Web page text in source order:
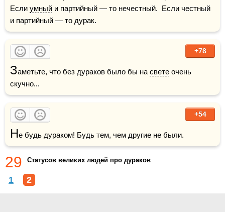
Если умный и партийный — то нечестный.  Если честный
и партийный — то дурак.
+78
Заметьте, что без дураков было бы на свете очень
скучно...
+54
Не будь дураком! Будь тем, чем другие не были.
29 Статусов великих людей про дураков
1 2